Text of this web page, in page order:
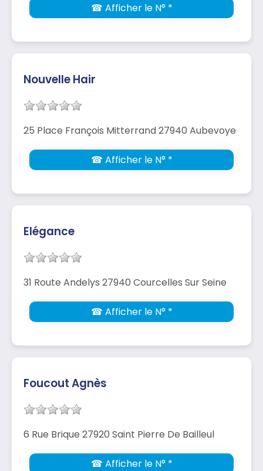
☎ Afficher le N° *
Nouvelle Hair
25 Place François Mitterrand 27940 Aubevoye
☎ Afficher le N° *
Elégance
31 Route Andelys 27940 Courcelles Sur Seine
☎ Afficher le N° *
Foucout Agnès
6 Rue Brique 27920 Saint Pierre De Bailleul
☎ Afficher le N° *